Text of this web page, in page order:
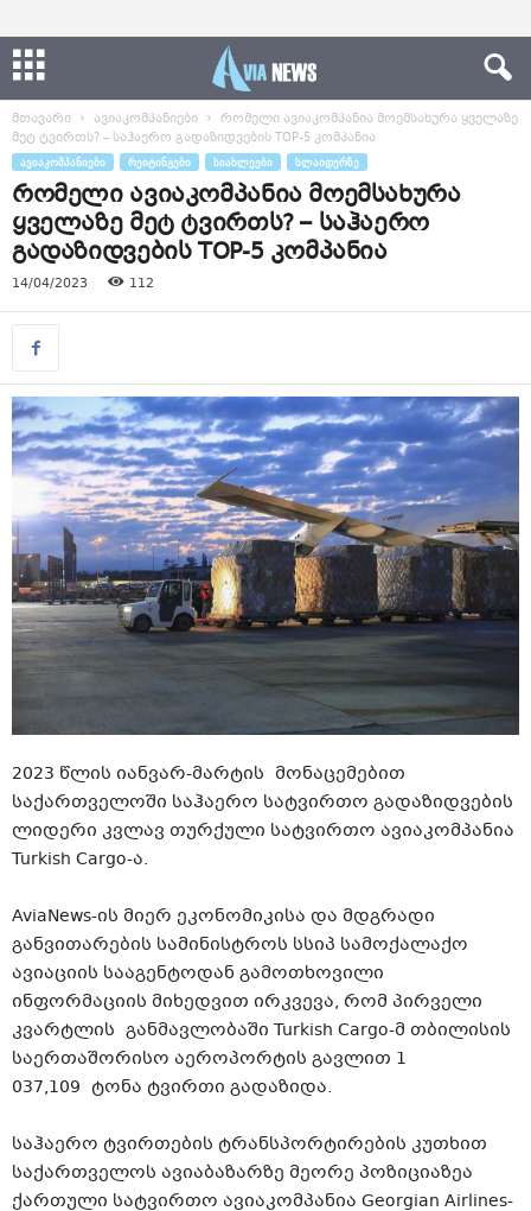
მთავარი ავიაკომპანიები
რომელი ავიაკომპანია მოემსახურა ყველაზე
მეტ ტვირთს? – საჰაერო გადაზიდვების TOP-5 კომპანია
ᲐᲕᲘᲐᲙᲝᲛᲞᲐᲜᲘᲔᲑᲘ ᲠᲔᲘᲢᲘᲜᲒᲔᲑᲘ ᲡᲘᲐᲮᲚᲔᲔᲑᲘ ᲡᲚᲐᲘᲓᲔᲠᲖᲔ
რომელი ავიაკომპანია მოემსახურა
ყველაზე მეტ ტვირთს? – საჰაერო
გადაზიდვების TOP-5 კომპანია
14/04/2023 112
2023 წლის იანვარ-მარტის მონაცემებით
საქართველოში საჰაერო სატვირთო გადაზიდვების
ლიდერი კვლავ თურქული სატვირთო ავიაკომპანია
Turkish Cargo-ა.
AviaNews-ის მიერ ეკონომიკისა და მდგრადი
განვითარების სამინისტროს სსიპ სამოქალაქო
ავიაციის სააგენტოდან გამოთხოვილი
ინფორმაციის მიხედვით ირკვევა, რომ პირველი
კვარტლის განმავლობაში Turkish Cargo-მ თბილისის
საერთაშორისო აეროპორტის გავლით 1
037,109 ტონა ტვირთი გადაზიდა.
საჰაერო ტვირთების ტრანსპორტირების კუთხით
საქართველოს ავიაბაზარზე მეორე პოზიციაზეა
ქართული სატვირთო ავიაკომპანია Georgian Airlines-